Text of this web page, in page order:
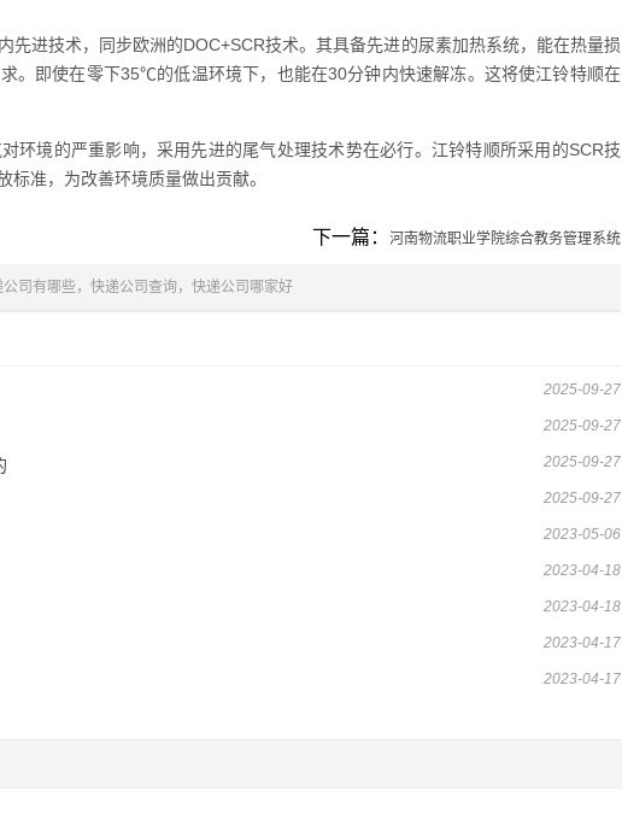
先进技术，同步欧洲的DOC+SCR技术。其具备先进的尿素加热系统，能在热量损
。即使在零下35℃的低温环境下，也能在30分钟内快速解冻。这将使江铃特顺在
环境的严重影响，采用先进的尾气处理技术势在必行。江铃特顺所采用的SCR技
准，为改善环境质量做出贡献。
下一篇： 河南物流职业学院综合教务管理系统
司有哪些，快递公司查询，快递公司哪家好
2025-09-27
2025-09-27
2025-09-27
2025-09-27
2023-05-06
2023-04-18
2023-04-18
2023-04-17
2023-04-17